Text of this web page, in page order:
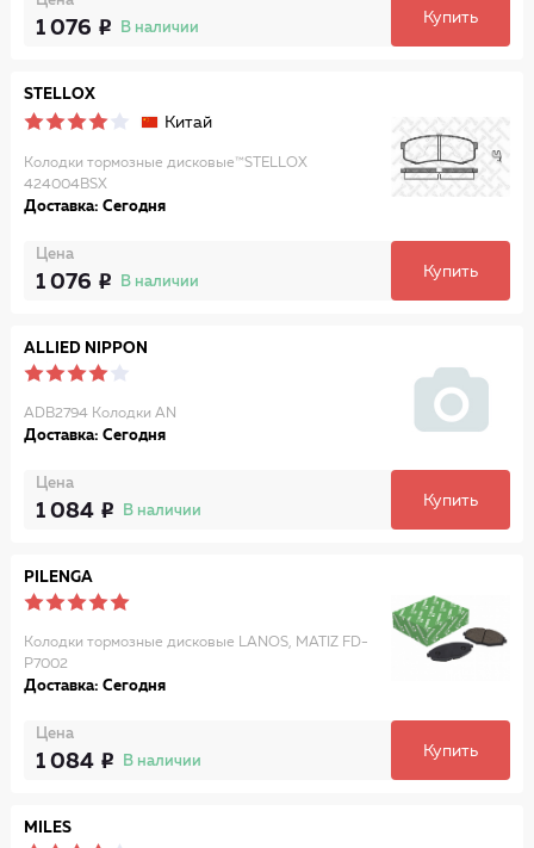
1 076 В наличии
Купить
STELLOX
Китай
Колодки тормозные дисковые™STELLOX
424004BSX
Доставка: Сегодня
Цена
1 076 В наличии
Купить
ALLIED NIPPON
ADB2794 Колодки AN
Доставка: Сегодня
Цена
1 084 В наличии
Купить
PILENGA
Колодки тормозные дисковые LANOS, MATIZ FD-
P7002
Доставка: Сегодня
Цена
1 084 В наличии
Купить
MILES